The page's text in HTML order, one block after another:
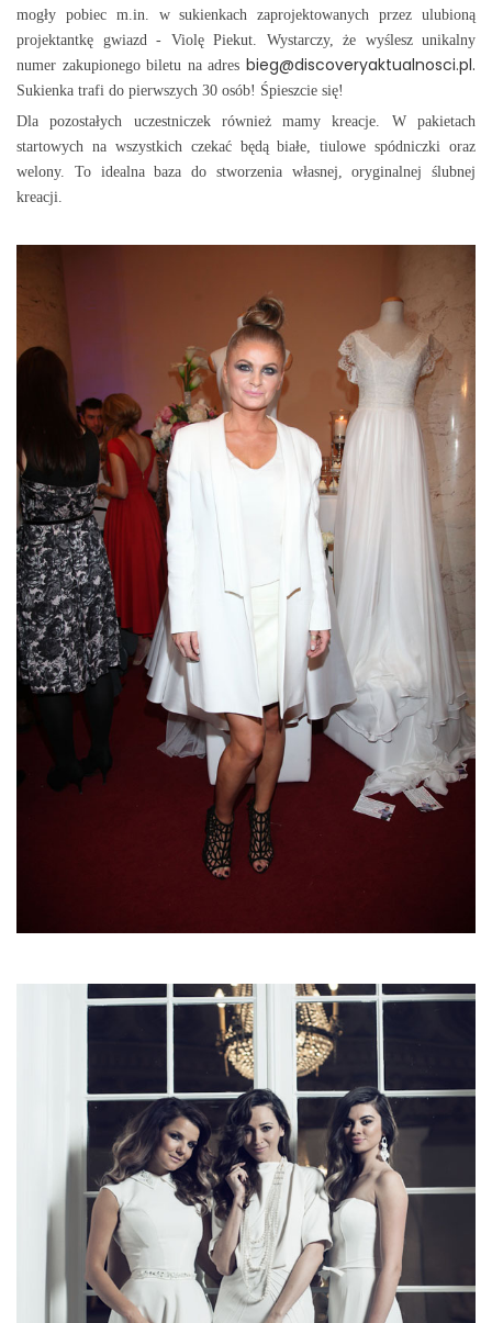
mogły pobiec m.in. w sukienkach zaprojektowanych przez ulubioną
projektantkę gwiazd - Violę Piekut. Wystarczy, że wyślesz unikalny
numer zakupionego biletu na adres bieg@discoveryaktualnosci.pl.
Sukienka trafi do pierwszych 30 osób! Śpieszcie się!
Dla pozostałych uczestniczek również mamy kreacje. W pakietach
startowych na wszystkich czekać będą białe, tiulowe spódniczki oraz
welony. To idealna baza do stworzenia własnej, oryginalnej ślubnej
kreacji.